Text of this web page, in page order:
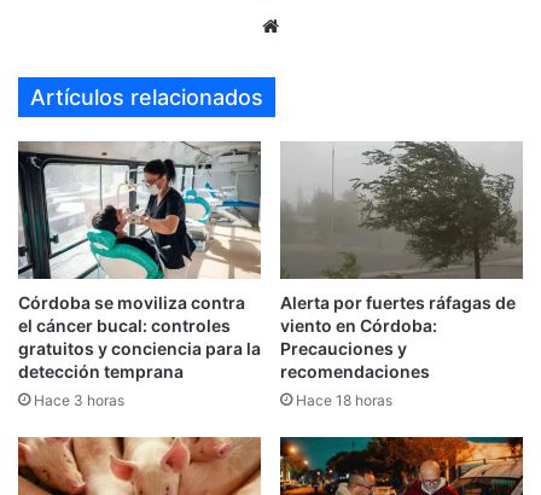
Artículos relacionados
Córdoba se moviliza contra
el cáncer bucal: controles
gratuitos y conciencia para la
detección temprana
Hace 3 horas
Alerta por fuertes ráfagas de
viento en Córdoba:
Precauciones y
recomendaciones
Hace 18 horas